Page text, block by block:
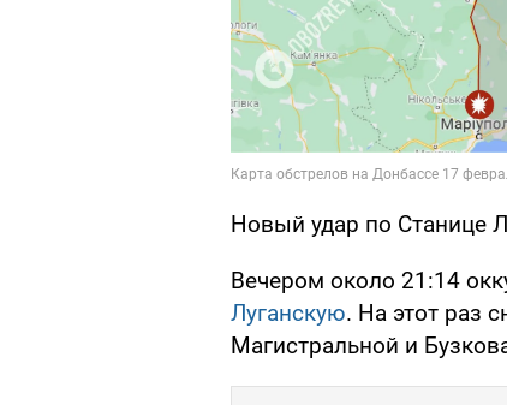
Новый удар по Станице
Вечером около 21:14
Луганскую. На этот раз
Магистральной и